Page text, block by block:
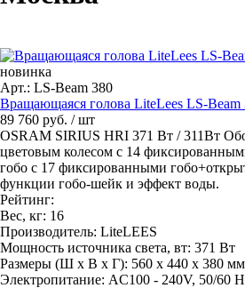
новинка
Арт.: LS-Beam 380
Вращающаяся голова LiteLees LS-Beam
89 760 руб. / шт
OSRAM SIRIUS HRI 371 Вт / 311Вт
цветовым колесом с 14
гобо с 17 фиксированными
функции гобо-шейк и эффект воды.
Рейтинг:
Вес, кг: 16
Производитель: LiteLEES
Мощность источника света, вт: 371 Вт
Размеры (Ш x В x Г): 560 х 440 х 380 мм
Электропитание: AC100 - 240V, 50/60